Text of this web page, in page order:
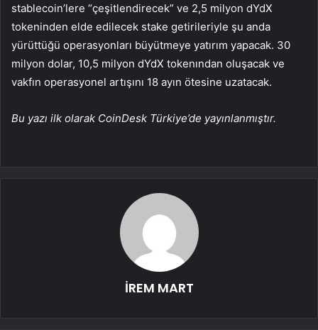
stablecoin’lere “çeşitlendirecek” ve 2,5 milyon dYdX
tokeninden elde edilecek stake getirileriyle şu anda
yürüttüğü operasyonları büyütmeye yatırım yapacak. 30
milyon dolar, 10,5 milyon dYdX tokenından oluşacak ve
vakfın operasyonel artışını 18 ayın ötesine uzatacak.
Bu yazı ilk olarak CoinDesk Türkiye’de yayınlanmıştır.
İREM MART